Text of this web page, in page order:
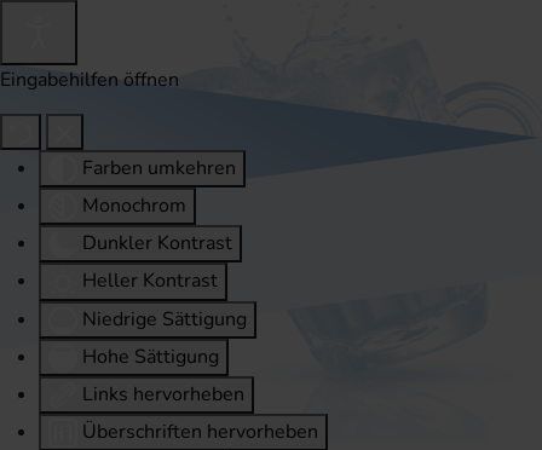
Eingabehilfen öffnen
Farben umkehren
Monochrom
Dunkler Kontrast
Heller Kontrast
Niedrige Sättigung
Hohe Sättigung
Links hervorheben
Überschriften hervorheben